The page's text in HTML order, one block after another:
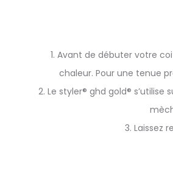
1. Avant de débuter votre
chaleur. Pour une tenue
2. Le styler® ghd gold®
3. Laissez